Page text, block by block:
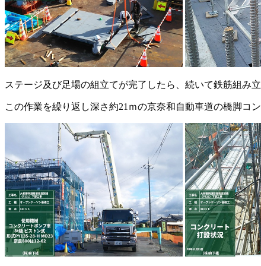
ステージ及び足場の組立てが完了したら、続いて鉄筋組み
この作業を繰り返し深さ約21ｍの京奈和自動車道の橋脚コ